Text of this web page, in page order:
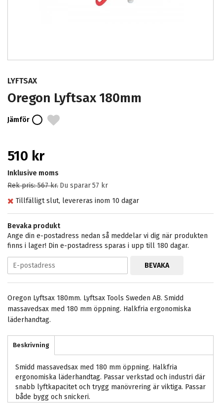
LYFTSAX
Oregon Lyftsax 180mm
Jämför
510 kr
Inklusive moms
Rek pris:567 kr. Du sparar57 kr
Tillfälligt slut, levereras inom 10 dagar
Bevaka produkt
Ange din e-postadress nedan så meddelar vi dig när produkten
finns i lager! Din e-postadress sparas i upp till 180 dagar.
BEVAKA
Oregon Lyftsax 180mm. Lyftsax Tools Sweden AB. Smidd
massavedsax med 180 mm öppning. Halkfria ergonomiska
läderhandtag.
Beskrivning
Smidd massavedsax med 180 mm öppning. Halkfria
ergonomiska läderhandtag. Passar verkstad och industri där
snabb lyftkapacitet och trygg manövrering är viktiga. Passar
både bygg och snickeri.